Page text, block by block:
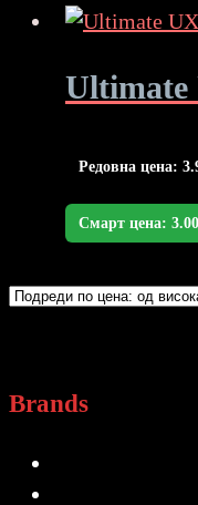
Ultimate
Редовна цена:
Смарт цена:
Brands